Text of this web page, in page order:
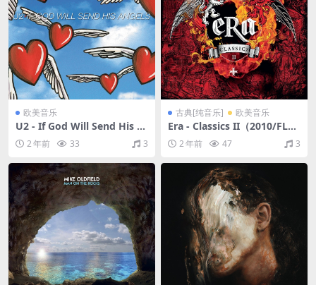
欧美音乐
U2 - If God Will Send His A
ngels (Remastered 2024)
（1997/FLAC/EP分轨/141
M）
2 年前 33 3
古典[纯音乐] 欧美音乐
Era - Classics II（2010/FLA
C/分轨/244M）
2 年前 47 3